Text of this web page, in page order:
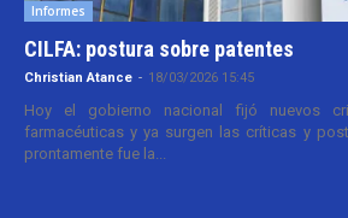
Informes
CILFA: postura sobre patentes
Christian Atance - 18/03/2026 15:45
Hoy el gobierno nacional fijó nuevos
farmacéuticas y ya surgen las críticas y
prontamente fue la...